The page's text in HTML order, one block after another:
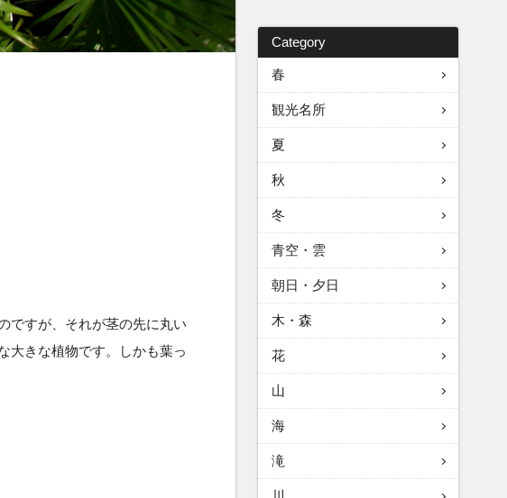
ですが、それが茎の先に丸い
大きな植物です。しかも葉っ
Category
春
観光名所
夏
秋
冬
青空・雲
朝日・夕日
木・森
花
山
海
滝